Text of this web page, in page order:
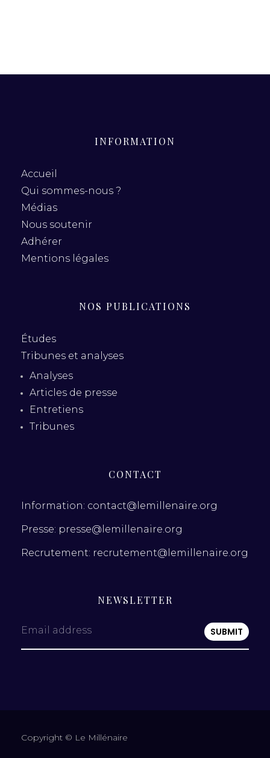
INFORMATION
Accueil
Qui sommes-nous ?
Médias
Nous soutenir
Adhérer
Mentions légales
NOS PUBLICATIONS
Études
Tribunes et analyses
Analyses
Articles de presse
Entretiens
Tribunes
CONTACT
Information: contact@lemillenaire.org
Presse: presse@lemillenaire.org
Recrutement: recrutement@lemillenaire.org
NEWSLETTER
Email address
Copyright © Le Millénaire